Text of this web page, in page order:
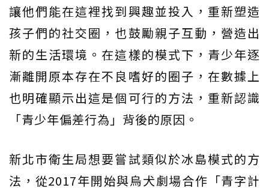
讓他們能在這裡找到興趣並投入，重新塑造
孩子們的社交圈，也鼓勵親子互動，營造出
新的生活環境。在這樣的模式下，青少年逐
漸離開原本存在不良嗜好的圈子，在數據上
也明確顯示出這是個可行的方法，重新認識
「青少年偏差行為」背後的原因。
新北市衛生局想要嘗試類似於冰島模式的方
法，從2017年開始與烏犬劇場合作「青字計